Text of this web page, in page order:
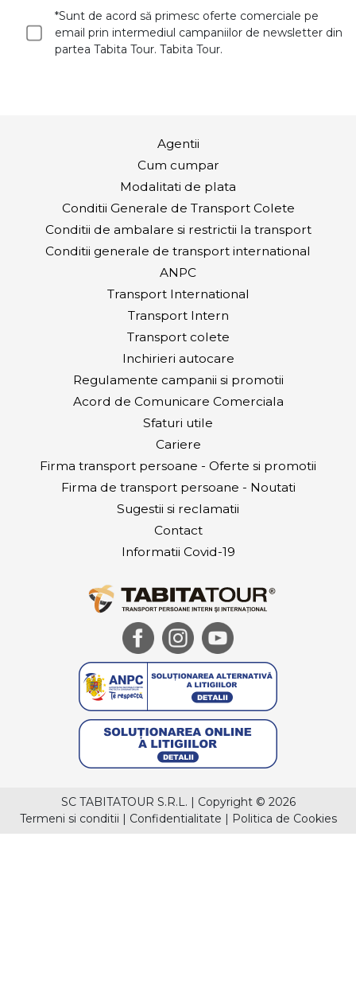
*Sunt de acord să primesc oferte comerciale pe
email prin intermediul campaniilor de newsletter din
partea Tabita Tour. Tabita Tour.
Agentii
Cum cumpar
Modalitati de plata
Conditii Generale de Transport Colete
Conditii de ambalare si restrictii la transport
Conditii generale de transport international
ANPC
Transport International
Transport Intern
Transport colete
Inchirieri autocare
Regulamente campanii si promotii
Acord de Comunicare Comerciala
Sfaturi utile
Cariere
Firma transport persoane - Oferte si promotii
Firma de transport persoane - Noutati
Sugestii si reclamatii
Contact
Informatii Covid-19
SC TABITATOUR S.R.L. | Copyright © 2026
Termeni si conditii | Confidentialitate | Politica de Cookies